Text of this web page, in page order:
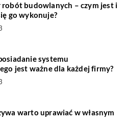
robót budowlanych – czym jest i
go wykonuje?
systemu
jest ważne dla każdej firmy?
warto uprawiać w własnym